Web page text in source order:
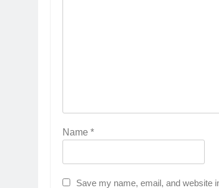
Name *
Save my name, email, and website